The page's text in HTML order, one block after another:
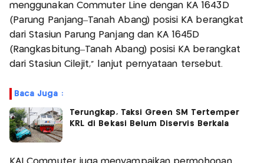
menggunakan Commuter Line dengan KA 1643D
(Parung Panjang–Tanah Abang) posisi KA berangkat
dari Stasiun Parung Panjang dan KA 1645D
(Rangkasbitung–Tanah Abang) posisi KA berangkat
dari Stasiun Cilejit,” lanjut pernyataan tersebut.
Baca Juga :
Terungkap, Taksi Green SM Tertemper
KRL di Bekasi Belum Diservis Berkala